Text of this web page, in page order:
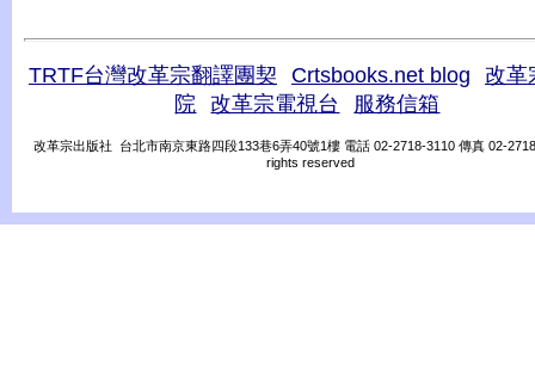
TRTF台灣改革宗翻譯團契 Crtsbooks.net blog
改革
院
改革宗電視台 服務信箱
改革宗出版社 台北市南京東路四段133巷6弄40號1樓 電話 02-2718-3110 傳真 02-
rights reserved